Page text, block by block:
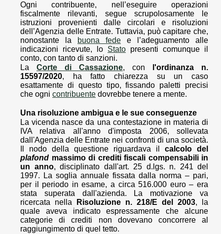
Ogni contribuente, nell’eseguire operazioni
fiscalmente rilevanti, segue scrupolosamente le
istruzioni provenienti dalle circolari e risoluzioni
dell’Agenzia delle Entrate. Tuttavia, può capitare che,
nonostante la
buona fede e l’adeguamento alle
indicazioni ricevute, lo Stato presenti comunque il
conto, con tanto di sanzioni.
La Corte di Cassazione, con
l'ordinanza n.
15597/2020, ha fatto chiarezza su un caso
esattamente di questo tipo, fissando paletti precisi
che ogni contribuente dovrebbe tenere a mente.
Una risoluzione ambigua e le sue conseguenze
La vicenda nasce da una contestazione in materia di
IVA relativa all'anno d'imposta 2006, sollevata
dall'Agenzia delle Entrate nei confronti di una società.
Il nodo della questione riguardava il calcolo del
plafond massimo di crediti fiscali compensabili in
un anno, disciplinato dall'art. 25 d.lgs. n. 241 del
1997. La soglia annuale fissata dalla norma – pari,
per il periodo in esame, a circa 516.000 euro – era
stata superata dall'azienda. La motivazione va
ricercata nella
Risoluzione n. 218/E del 2003, la
quale aveva indicato espressamente che alcune
categorie di crediti non dovevano concorrere al
raggiungimento di quel tetto.